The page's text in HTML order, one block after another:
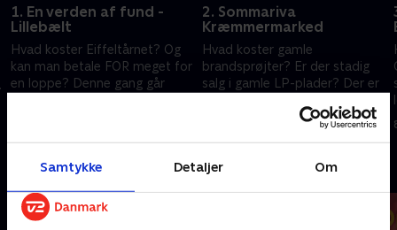
Samtykke Detaljer Om
1. En verden af fund -
Lillebælt
Hvad koster Eiffeltårnet? Og
kan man betale FOR meget for
en loppe? Denne gang går
2. Sommariva
Kræmmermarked
Hvad koster gamle
brandsprøjter? Er der stadig
salg i gamle LP-plader? Der er
rutinerede hold dyster om at
finde de bedste loppefund.
11. august 2015 • 26 min
Andre så også